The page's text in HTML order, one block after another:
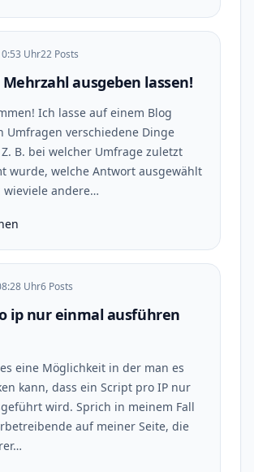
Uhr22 Posts
Mehrzahl ausgeben lassen!
Ich lasse auf einem Blog
Umfragen verschiedene Dinge
B. bei welcher Umfrage zuletzt
wurde, welche Antwort ausgewählt
andere…
Uhr6 Posts
ip nur einmal ausführen
eine Möglichkeit in der man es
kann, dass ein Script pro IP nur
wird. Sprich in meinem Fall
auf meiner Seite, die